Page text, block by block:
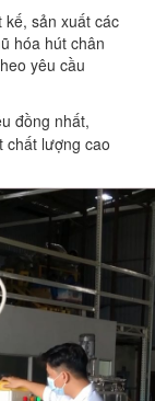
kế, sản xuất các
hóa hút chân
yêu cầu
đồng nhất,
chất lượng cao